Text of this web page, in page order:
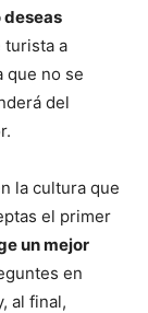
deseas
turista a
que no se
del
la cultura que
el primer
un mejor
en
al final,